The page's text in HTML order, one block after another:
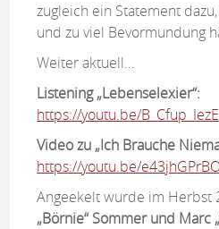
zugleich ein Statement
und zu viel Bevormundung
Weiter aktuell…
Listening „Lebenselexier“:
https://youtu.be/B_Cfup_IezE
Video zu „Ich Brauche
https://youtu.be/
Angeekelt wurde im Herbst
„Börnie“ Sommer und Marc